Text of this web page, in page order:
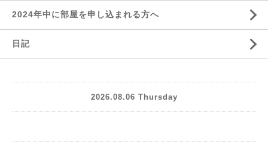
2024年中に部屋を申し込まれる方へ
日記
2026.08.06 Thursday